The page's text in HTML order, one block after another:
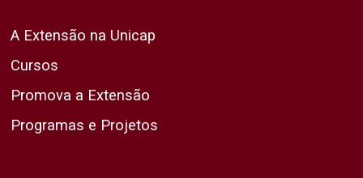
A Extensão na Unicap
Cursos
Promova a Extensão
Programas e Projetos